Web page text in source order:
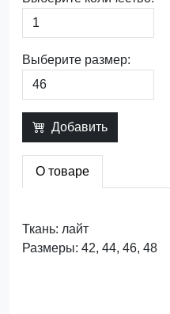
Выберите размер:
Добавить
О товаре
Ткань: лайт
Размеры: 42, 44, 46, 48